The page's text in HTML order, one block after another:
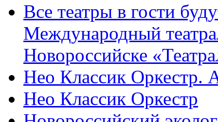
Все театры в гости
Международный
Новороссийске
Нео Классик Оркестр.
Нео Классик Оркестр